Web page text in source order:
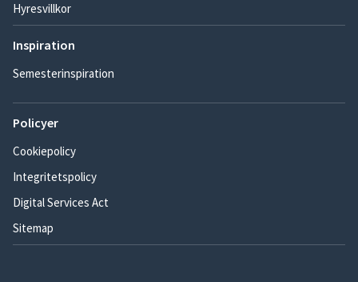
Hyresvillkor
Inspiration
Semesterinspiration
Policyer
Cookiepolicy
Integritetspolicy
Digital Services Act
Sitemap